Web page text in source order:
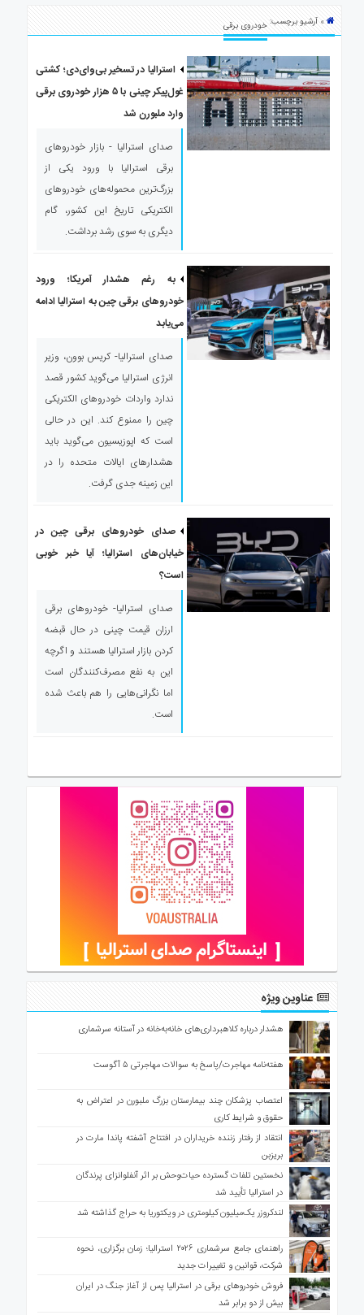
استرالیا
ارتباط
» آرشیو برچسب:خودروی برقی
استرالیا در تسخیر بی‌وای‌دی؛ کشتی
غول‌پیکر چینی با ۵ هزار خودروی برقی
وارد ملبورن شد
صدای استرالیا - بازار خودروهای
برقی استرالیا با ورود یکی از
بزرگ‌ترین محموله‌های خودروهای
الکتریکی تاریخ این کشور، گام
دیگری به سوی رشد برداشت.
به رغم هشدار آمریکا؛ ورود
خودروهای برقی چین به استرالیا ادامه
می‌یابد
صدای استرالیا- کریس بوون، وزیر
انرژی استرالیا می‌گوید کشور قصد
ندارد واردات خودروهای الکتریکی
چین را ممنوع کند. این در حالی
است که اپوزیسیون می‌گوید باید
هشدارهای ایالات متحده را در
این زمینه جدی گرفت.
صدای خودروهای برقی چین در
خیابان‌های استرالیا؛ آیا خبر خوبی
است؟
صدای استرالیا- خودروهای برقی
ارزان قیمت چینی در حال قبضه
کردن بازار استرالیا هستند و اگرچه
این به نفع مصرف‌کنندگان است
اما نگرانی‌هایی را هم باعث شده
است.
عناوین ویژه
هشدار درباره کلاهبرداری‌های خانه‌به‌خانه در آستانه سرشماری
هفته‌نامه مهاجرت/پاسخ به سوالات مهاجرتی ۵ آگوست
اعتصاب پزشکان چند بیمارستان بزرگ ملبورن در اعتراض به
حقوق و شرایط کاری
انتقاد از رفتار زننده خریداران در افتتاح آشفته پاندا مارت در
بریزبن
نخستین تلفات گسترده حیات‌وحش بر اثر آنفلوانزای پرندگان
در استرالیا تأیید شد
لندکروزر یک‌میلیون کیلومتری در ویکتوریا به حراج گذاشته شد
راهنمای جامع سرشماری ۲۰۲۶ استرالیا؛ زمان برگزاری، نحوه
شرکت، قوانین و تغییرات جدید
فروش خودروهای برقی در استرالیا پس از آغاز جنگ در ایران
بیش از دو برابر شد